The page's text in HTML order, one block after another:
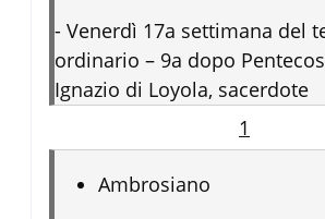
- Venerdì 17a settimana del
ordinario – 9a dopo
Ignazio di Loyola, sacerdote
1
Ambrosiano